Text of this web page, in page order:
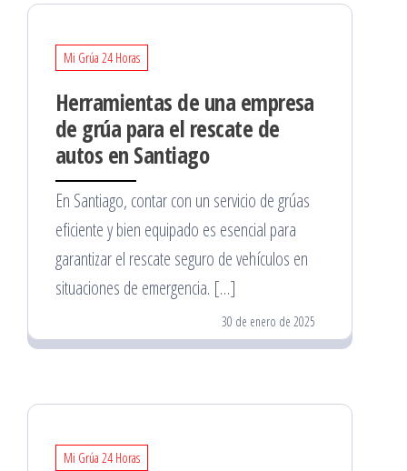
Mi Grúa 24 Horas
Herramientas de una empresa
de grúa para el rescate de
autos en Santiago
En Santiago, contar con un servicio de grúas
eficiente y bien equipado es esencial para
garantizar el rescate seguro de vehículos en
situaciones de emergencia. […]
30 de enero de 2025
Mi Grúa 24 Horas